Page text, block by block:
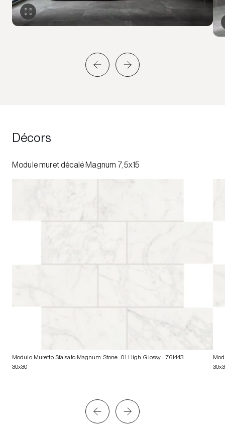
Décors
Module muret décalé Magnum 7,5x15
Modulo Muretto Sfalsato Magnum Stone_01 High-Glossy - 761443
30x30